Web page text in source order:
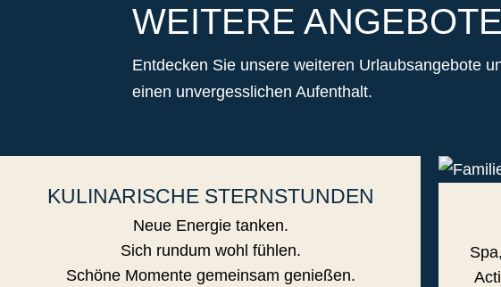
WEITERE ANGEBOTE
Entdecken Sie unsere weiteren Urlaubsangebote
einen unvergesslichen Aufenthalt.
KULINARISCHE STERNSTUNDEN
Neue Energie tanken.
Sich rundum wohl fühlen.
Schöne Momente gemeinsam genießen.